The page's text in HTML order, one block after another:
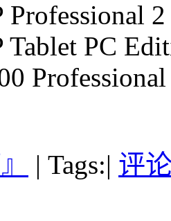
Tablet PC
| Tags:| 评